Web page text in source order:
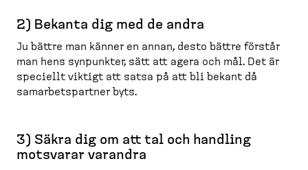
2) Bekanta dig med de andra
Ju bättre man känner en annan, desto bättre förstår
man hens synpunkter, sätt att agera och mål. Det är
speciellt viktigt att satsa på att bli bekant då
samarbets­partner byts.
3) Säkra dig om att tal och handling
motsvarar varandra